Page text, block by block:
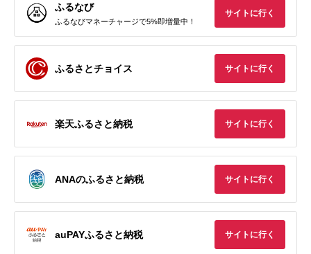
ふるなび
ふるなびマネーチャージで5%即増量中！
サイトに行く
ふるさとチョイス サイトに行く
楽天ふるさと納税 サイトに行く
ANAのふるさと納税 サイトに行く
auPAYふるさと納税 サイトに行く